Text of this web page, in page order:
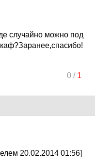
случайно можно под
0/ 1
20.02.2014 01:56]